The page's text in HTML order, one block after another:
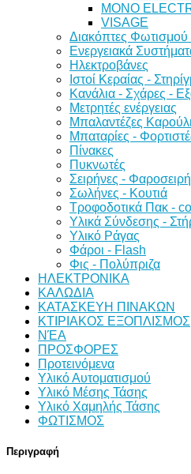
MONO
VISAGE
Διακόπτες Φωτισμού
Ενεργειακά
Ηλεκτροβάνες
Ιστοί Κεραίας -
Κανάλια - Σχάρες -
Μετρητές ενέργειας
Μπαλαντέζες
Μπαταρίες -
Πίνακες
Πυκνωτές
Σειρήνες -
Σωλήνες - Κουτιά
Τροφοδοτικά Πακ -
Υλικά Σύνδεσης -
Υλικό Ράγας
Φάροι - Flash
Φις - Πολύπριζα
ΗΛΕΚΤΡΟΝΙΚΑ
ΚΑΛΩΔΙΑ
ΚΑΤΑΣΚΕΥΗ ΠΙΝΑΚΩΝ
ΚΤΙΡΙΑΚΟΣ ΕΞΟΠΛΙΣΜΟΣ
ΝΈΑ
ΠΡΟΣΦΟΡΕΣ
Προτεινόμενα
Υλικό Αυτοματισμού
Υλικό Μέσης Τάσης
Υλικό Χαμηλής Τάσης
ΦΩΤΙΣΜΟΣ
Περιγραφή